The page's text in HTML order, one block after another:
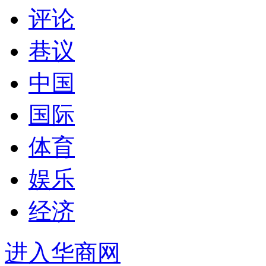
评论
巷议
中国
国际
体育
娱乐
经济
进入华商网